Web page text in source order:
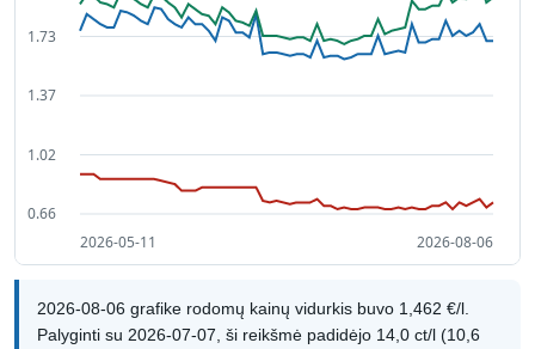
2026-08-06 grafike rodomų kainų vidurkis buvo 1,462 €/l.
Palyginti su 2026-07-07, ši reikšmė padidėjo 14,0 ct/l (10,6